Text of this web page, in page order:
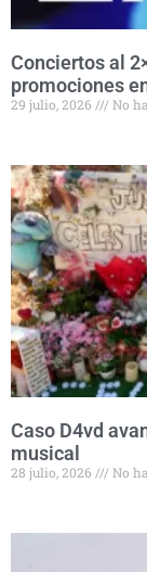
Conciertos al
promociones
29 julio, 2026 No
Caso D4vd
musical
28 julio, 2026 No